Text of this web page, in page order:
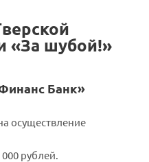
«За шубой!»
Банк»
осуществление
рублей.